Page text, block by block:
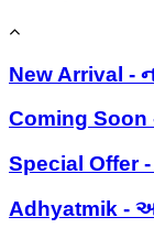
New Arrival -
Coming Soon
Special Offer
Adhyatmik -